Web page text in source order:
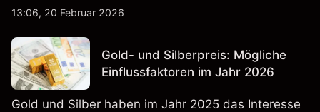
Währungen.
13:06, 20 Februar 2026
Gold- und Silberpreis: Mögliche
Einflussfaktoren im Jahr 2026
Gold und Silber haben im Jahr 2025 das Interesse